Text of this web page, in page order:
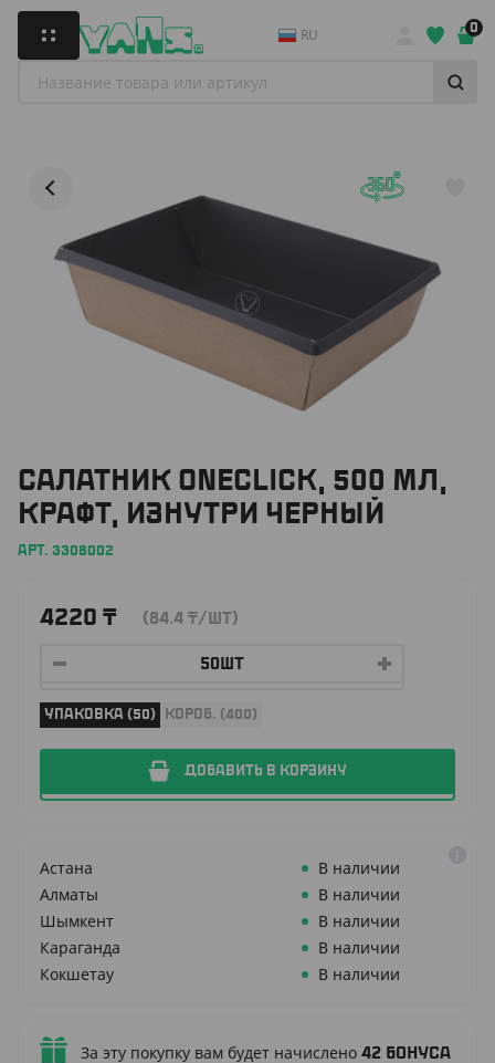
RU 0
САЛАТНИК ONECLICK, 500 МЛ,
КРАФТ, ИЗНУТРИ ЧЕРНЫЙ
АРТ. 3308002
4220 ₸ (84.4 ₸/ШТ)
УПАКОВКА (50) КОРОБ. (400)
ДОБАВИТЬ В КОРЗИНУ
Астана
В наличии
Алматы
В наличии
Шымкент
В наличии
Караганда
В наличии
Кокшетау
В наличии
За эту покупку вам будет начислено 42 бонуса